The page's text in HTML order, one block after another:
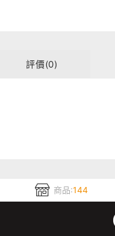
評價(0)
商品:144